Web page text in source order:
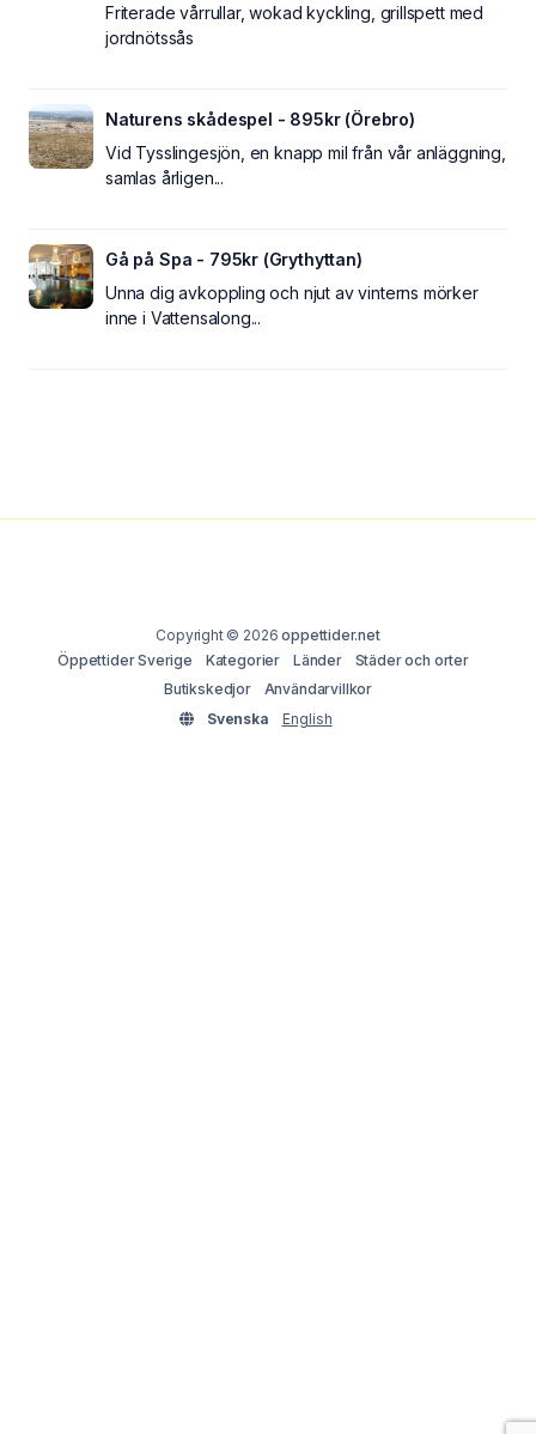
Friterade vårrullar, wokad kyckling, grillspett med
jordnötssås
Naturens skådespel - 895kr (Örebro)
Vid Tysslingesjön, en knapp mil från vår anläggning,
samlas årligen...
Gå på Spa - 795kr (Grythyttan)
Unna dig avkoppling och njut av vinterns mörker
inne i Vattensalong...
Copyright © 2026oppettider.net
Öppettider Sverige
Kategorier Länder
Städer och orter
Butikskedjor
Användarvillkor
Svenska
English